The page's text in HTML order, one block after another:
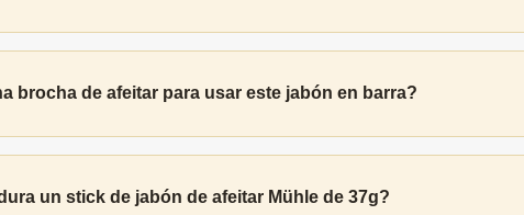
brocha de afeitar para usar este jabón en barra?
un stick de jabón de afeitar Mühle de 37g?